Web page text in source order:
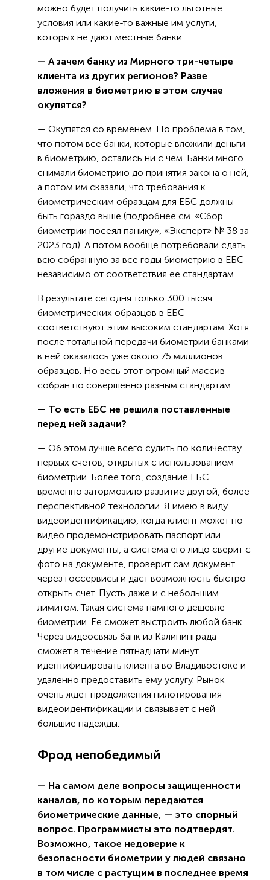
можно будет получить какие-то льготные
условия или какие-то важные им услуги,
которых не дают местные банки.
— А зачем банку из Мирного три-четыре
клиента из других регионов? Разве
вложения в биометрию в этом случае
окупятся?
— Окупятся со временем. Но проблема в том,
что потом все банки, которые вложили деньги
в биометрию, остались ни с чем. Банки много
снимали биометрию до принятия закона о ней,
а потом им сказали, что требования к
биометрическим образцам для ЕБС должны
быть гораздо выше (подробнее см. «Сбор
биометрии посеял панику», «Эксперт» № 38 за
2023 год). А потом вообще потребовали сдать
всю собранную за все годы биометрию в ЕБС
независимо от соответствия ее стандартам.
В результате сегодня только 300 тысяч
биометрических образцов в ЕБС
соответствуют этим высоким стандартам. Хотя
после тотальной передачи биометрии банками
в ней оказалось уже около 75 миллионов
образцов. Но весь этот огромный массив
собран по совершенно разным стандартам.
— То есть ЕБС не решила поставленные
перед ней задачи?
— Об этом лучше всего судить по количеству
первых счетов, открытых с использованием
биометрии. Более того, создание ЕБС
временно затормозило развитие другой, более
перспективной технологии. Я имею в виду
видеоидентификацию, когда клиент может по
видео продемонстрировать паспорт или
другие документы, а система его лицо сверит с
фото на документе, проверит сам документ
через госсервисы и даст возможность быстро
открыть счет. Пусть даже и с небольшим
лимитом. Такая система намного дешевле
биометрии. Ее сможет выстроить любой банк.
Через видеосвязь банк из Калининграда
сможет в течение пятнадцати минут
идентифицировать клиента во Владивостоке и
удаленно предоставить ему услугу. Рынок
очень ждет продолжения пилотирования
видеоидентификации и связывает с ней
большие надежды.
Фрод непобедимый
— На самом деле вопросы защищенности
каналов, по которым передаются
биометрические данные, — это спорный
вопрос. Программисты это подтвердят.
Возможно, такое недоверие к
безопасности биометрии у людей связано
в том числе с растущим в последнее время